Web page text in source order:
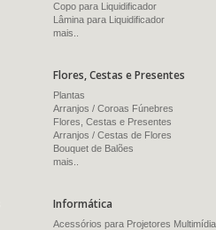
Copo para Liquidificador
Lâmina para Liquidificador
mais..
Flores, Cestas e Presentes
Plantas
Arranjos / Coroas Fúnebres
Flores, Cestas e Presentes
Arranjos / Cestas de Flores
Bouquet de Balões
mais..
Informática
Acessórios para Projetores Multimídia